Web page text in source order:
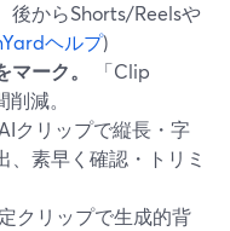
後からShorts/Reelsや
ヘルプ)
ーク。
「Clip
減。
AIクリップで縦長・字
、素早く確認・トリミ
クリップで生成的背